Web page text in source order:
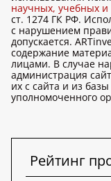
научных, учебных и
ст. 1274 ГК РФ.
с нарушением
допускается.
содержание
лицами. В случае
администрация
их с сайта и из
уполномоченного
Рейтинг